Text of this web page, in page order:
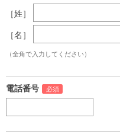
［姓］
［名］
（全角で入力してください）
電話番号